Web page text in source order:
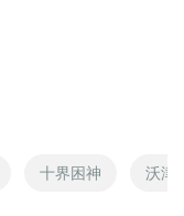
十界困神 沃津